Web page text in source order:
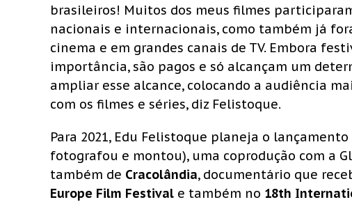
brasileiros! Muitos dos meus filmes
nacionais e internacionais, como também já
cinema e em grandes canais de TV. Embora
importância, são pagos e só alcançam um
ampliar esse alcance, colocando a audiência
com os filmes e séries, diz Felistoque.
Para 2021, Edu Felistoque planeja o
fotografou e montou), uma coprodução com a
também de Cracolândia, documentário que
Europe Film Festival e também no 18th